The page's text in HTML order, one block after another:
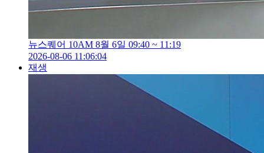
뉴스퀘어 10AM 8월 6일 09:40 ~ 11:19
2026-08-06 11:06:04
재생